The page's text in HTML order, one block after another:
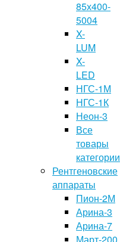
85х400-
5004
X-
LUM
X-
LED
НГС-1М
НГС-1К
Неон-3
Все
товары
категории
Рентгеновские
аппараты
Пион-2М
Арина-3
Арина-7